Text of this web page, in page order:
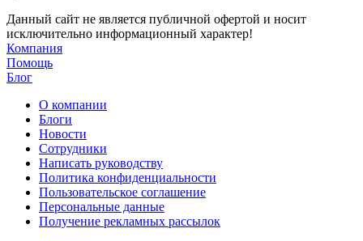
Данный сайт не является публичной офертой и носит
исключительно информационный характер!
Компания
Помощь
Блог
О компании
Блоги
Новости
Сотрудники
Написать руководству
Политика конфиденциальности
Пользовательское соглашение
Персональные данные
Получение рекламных рассылок